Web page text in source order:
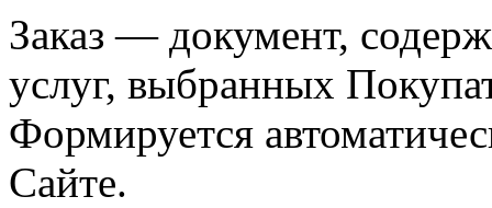
Заказ — документ,
услуг, выбранных
Формируется
Сайте.